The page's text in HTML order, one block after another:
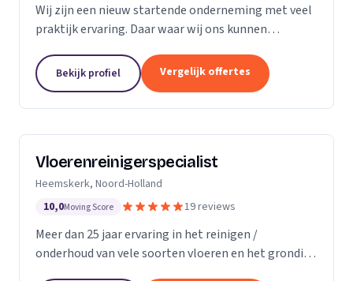
Wij zijn een nieuw startende onderneming met veel
praktijk ervaring. Daar waar wij ons kunnen
schijven. Direct antwoord en flexibele
inzetbaarheid....
Bekijk profiel Vergelijk offertes
Vloerenreinigerspecialist
Heemskerk, Noord-Holland
10,0Moving Score 19 reviews
Meer dan 25 jaar ervaring in het reinigen /
onderhoud van vele soorten vloeren en het grondig